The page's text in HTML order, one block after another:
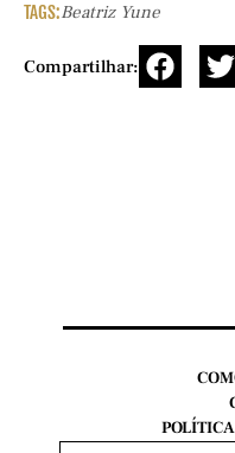
TAGS:Beatriz Yune
Compartilhar: